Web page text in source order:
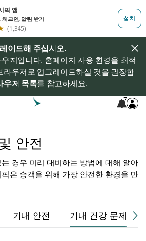
이드해 주십시오.
저입니다. 홈페이지 사용 환경을 최적
라우저로 업그레이드하실 것을 권장합
우저 목록를 참고하세요.
7
안전
경우 미리 대비하는 방법에 대해 알아
은 승객을 위해 가장 안전한 환경을 만
기내 안전 기내 건강 문제